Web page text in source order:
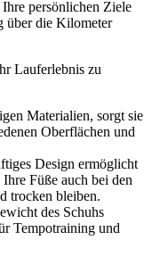
persönlichen Ziele
über die Kilometer
Lauferlebnis zu
Materialien, sorgt sie
Oberflächen und
Design ermöglicht
Füße auch bei den
trocken bleiben.
des Schuhs
Tempotraining und